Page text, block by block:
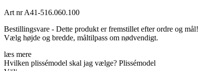
Art nrA41-516.060.100
Bestillingsvare - Dette produkt er fremstillet efter ordre og mål!
Vælg højde og bredde, måltilpass om nødvendigt.
læs mere
Hvilken plissémodel skal jag vælge? Plissémodel